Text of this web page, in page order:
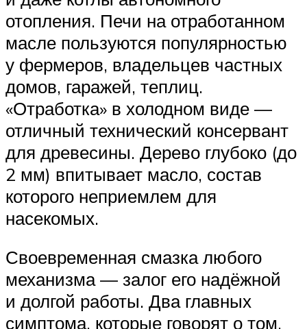
отопления. Печи на отработанном
масле пользуются популярностью
у фермеров, владельцев частных
домов, гаражей, теплиц.
«Отработка» в холодном виде —
отличный технический консервант
для древесины. Дерево глубоко (до
2 мм) впитывает масло, состав
которого неприемлем для
насекомых.
Своевременная смазка любого
механизма — залог его надёжной
и долгой работы. Два главных
симптома, которые говорят о том,